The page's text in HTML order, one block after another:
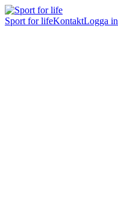
Sport for lifeKontaktLogga in